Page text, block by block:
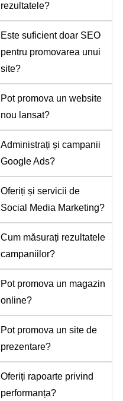
rezultatele?
Este suficient doar SEO
pentru promovarea unui
site?
Pot promova un website
nou lansat?
Administrați și campanii
Google Ads?
Oferiți și servicii de
Social Media Marketing?
Cum măsurați rezultatele
campaniilor?
Pot promova un magazin
online?
Pot promova un site de
prezentare?
Oferiți rapoarte privind
performanța?